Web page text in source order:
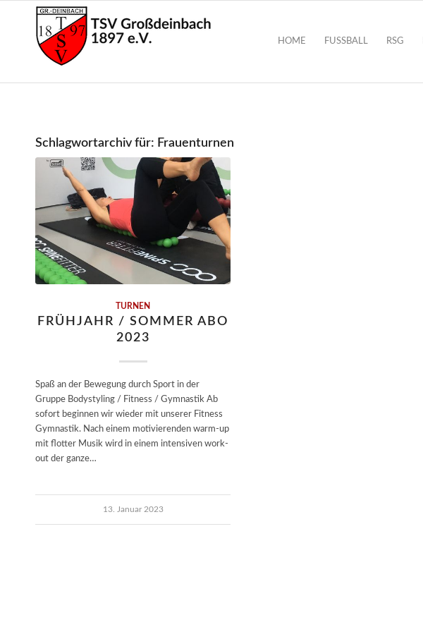
HOME FUSSBALL RSG
Schlagwortarchiv für: Frauenturnen
TURNEN
FRÜHJAHR / SOMMER ABO
2023
Spaß an der Bewegung durch Sport in der
Gruppe Bodystyling / Fitness / Gymnastik Ab
sofort beginnen wir wieder mit unserer Fitness
Gymnastik. Nach einem motivierenden warm-up
mit flotter Musik wird in einem intensiven work-
out der ganze…
13. Januar 2023